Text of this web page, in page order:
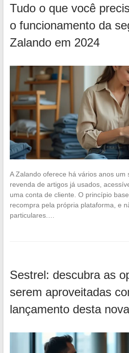
Tudo o que você
o funcionamento da
Zalando em 2024
A Zalando oferece há vários anos um
revenda de artigos já usados,
uma conta de cliente. O princípio
recompra pela própria plataforma, e
particulares.…
Sestrel: descubra as
serem aproveitadas
lançamento desta